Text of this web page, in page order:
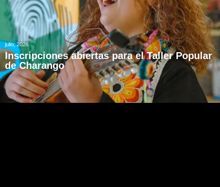
julio, 2026
Inscripciones abiertas para el Taller Popular
de Charango